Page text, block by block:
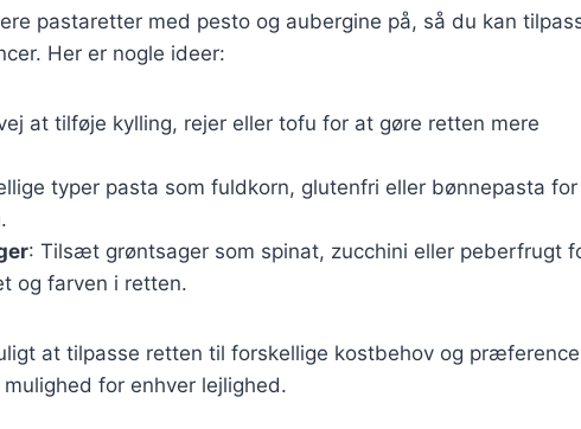
pastaretter med pesto og aubergine på, så du kan
Her er nogle ideer:
at tilføje kylling, rejer eller tofu for at gøre retten mere
typer pasta som fuldkorn, glutenfri eller bønnepasta
: Tilsæt grøntsager som spinat, zucchini eller peberfrugt
og farven i retten.
at tilpasse retten til forskellige kostbehov og
for enhver lejlighed.